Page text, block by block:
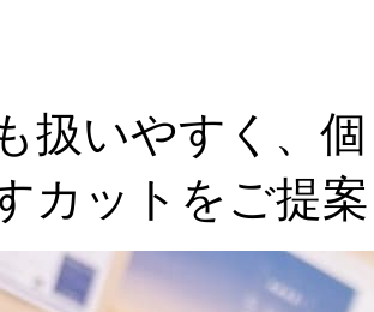
扱いやすく、
カットをご提